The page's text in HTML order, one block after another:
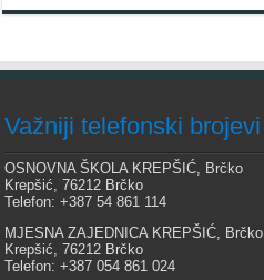
Važniji telefonski brojevi
OSNOVNA ŠKOLA KREPŠIĆ, Brčko
Krepšić, 76212 Brčko
Telefon: +387 54 861 114
MJESNA ZAJEDNICA KREPŠIĆ, Brčko
Krepšić, 76212 Brčko
Telefon: +387 054 861 024